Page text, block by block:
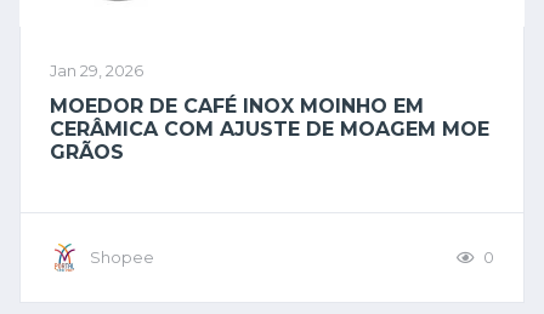
Jan 29, 2026
MOEDOR DE CAFÉ INOX MOINHO EM
CERÂMICA COM AJUSTE DE MOAGEM MOE
GRÃOS
Shopee 0